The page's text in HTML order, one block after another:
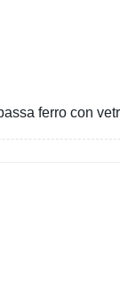
ferro con